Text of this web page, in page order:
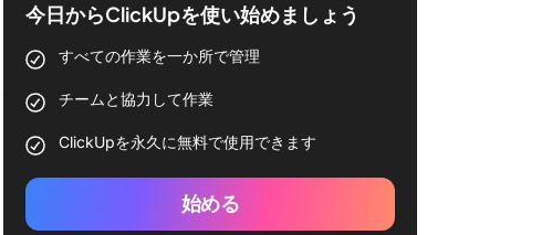
今日からClickUpを使い始めましょう
すべての作業を一か所で管理
チームと協力して作業
ClickUpを永久に無料で使用できます
始める